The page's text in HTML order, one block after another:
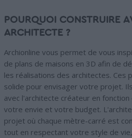
POURQUOI CONSTRUIRE
ARCHITECTE ?
Archionline vous permet de vous
de plans de maisons en 3D afin de
les réalisations des architectes. Ces
solide pour envisager votre projet.
avec l'architecte créateur en
votre envie et votre budget.
projet où chaque mètre-carré est
tout en respectant votre style de